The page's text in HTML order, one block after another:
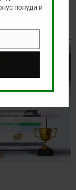
понуди и